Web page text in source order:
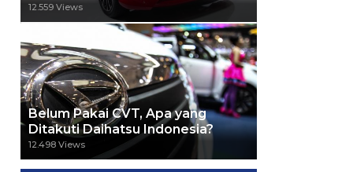
12.559 Views
Belum Pakai CVT, Apa yang
Ditakuti Daihatsu Indonesia?
12.498 Views